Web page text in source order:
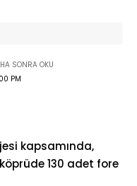
PM
kapsamında,
130 adet fore